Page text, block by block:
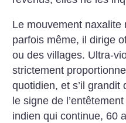
Le mouvement naxalite
parfois même, il dirige
ou des villages. Ultra-
strictement
quotidien, et s’il grandit
le signe de
indien qui continue, 60